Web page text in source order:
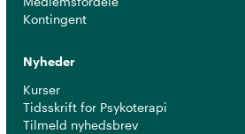
Kontingent
Nyheder
Kurser
Tidsskrift for Psykoterapi
Tilmeld nyhedsbrev